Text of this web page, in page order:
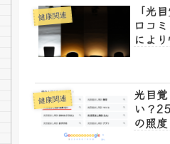
健康関連
「光
口コ
によ
健康関連
光目
い？
の照